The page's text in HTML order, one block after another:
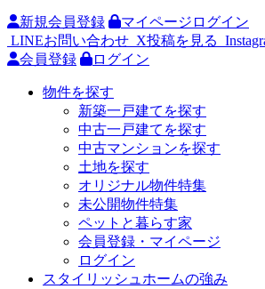
新規会員登録
マイページログイン
LINEお問い合わせ X投稿を見る
会員登録
ログイン
物件を探す
新築一戸建てを探す
中古一戸建てを探す
中古マンションを探す
土地を探す
オリジナル物件特集
未公開物件特集
ペットと暮らす家
会員登録・マイページ
ログイン
スタイリッシュホームの強み